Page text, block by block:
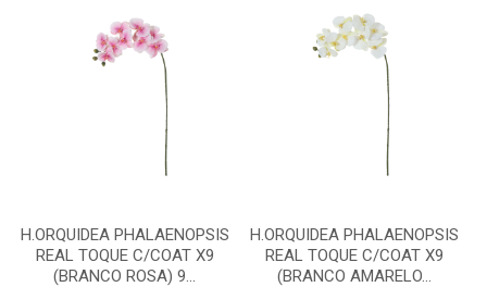
H.ORQUIDEA PHALAENOPSIS
REAL TOQUE C/COAT X9
(BRANCO ROSA) 9...
H.ORQUIDEA PHALAENOPSIS
REAL TOQUE C/COAT X9
(BRANCO AMARELO...